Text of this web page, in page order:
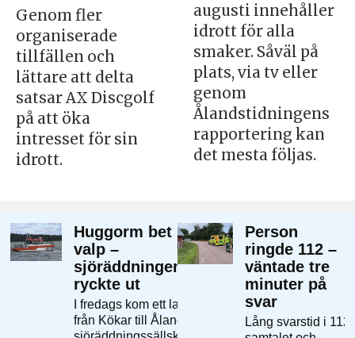
Genom fler
organiserade
tillfällen och
lättare att delta
satsar AX Discgolf
på att öka
intresset för sin
idrott.
augusti innehåller
idrott för alla
smaker. Såväl på
plats, via tv eller
genom
Ålandstidningens
rapportering kan
det mesta följas.